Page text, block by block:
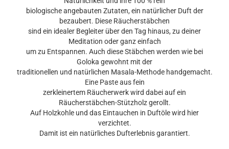
biologische angebauten Zutaten, ein natürlicher Duft der
bezaubert. Diese Räucherstäbchen
sind ein idealer Begleiter über den Tag hinaus, zu deiner
Meditation oder ganz einfach
um zu Entspannen. Auch diese Stäbchen werden wie bei
Goloka gewohnt mit der
traditionellen und natürlichen Masala-Methode handgemacht.
Eine Paste aus fein
zerkleinertem Räucherwerk wird dabei auf ein
Räucherstäbchen-Stützholz gerollt.
Auf Holzkohle und das Eintauchen in Duftöle wird hier
verzichtet.
Damit ist ein natürliches Dufterlebnis garantiert.